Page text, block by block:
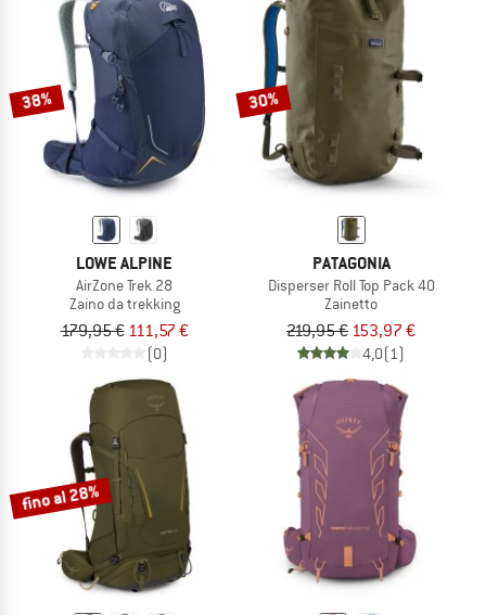
38%
LOWE ALPINE
AirZone Trek 28
Zaino da trekking
179,95 € 111,57 €
(0)
30%
PATAGONIA
Disperser Roll Top Pack 40
Zainetto
219,95 € 153,97 €
4,0(1)
fino al 28%